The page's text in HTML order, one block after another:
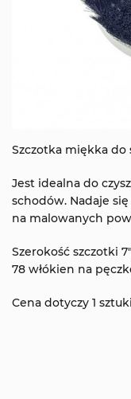
Szczotka miękka
Jest idealna do
schodów. Nadaje
na malowanych
Szerokość szczotki
78 włókien na
Cena dotyczy 1 sztuki